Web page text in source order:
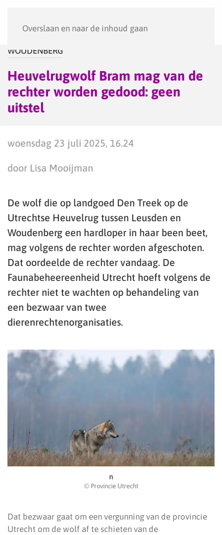
Overslaan en naar de inhoud gaan
WOUDENBERG
Heuvelrugwolf Bram mag van de
rechter worden gedood: geen
uitstel
woensdag 23 juli 2025, 16.24
door Lisa Mooijman
De wolf die op landgoed Den Treek op de
Utrechtse Heuvelrug tussen Leusden en
Woudenberg een hardloper in haar been beet,
mag volgens de rechter worden afgeschoten.
Dat oordeelde de rechter vandaag. De
Faunabeheereenheid Utrecht hoeft volgens de
rechter niet te wachten op behandeling van
een bezwaar van twee
dierenrechtenorganisaties.
n
© Provincie Utrecht
Dat bezwaar gaat om een vergunning van de provincie
Utrecht om de wolf af te schieten van de